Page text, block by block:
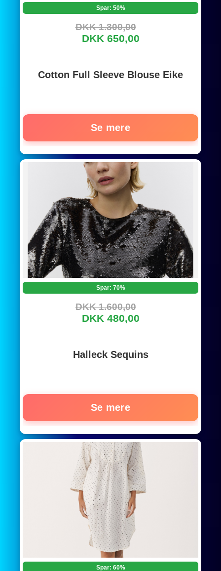
Spar: 50%
DKK 1.300,00
DKK 650,00
Cotton Full Sleeve Blouse Eike
Se mere
Spar: 70%
DKK 1.600,00
DKK 480,00
Halleck Sequins
Se mere
Spar: 60%